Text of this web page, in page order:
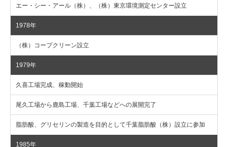
エー・シー・アール（株）、（株）東京環境測定センター設立
1978年
（株）コープクリーン設立
1979年
久喜工場完成、稼動開始
尾久工場から鹿島工場、千葉工場などへの展開完了
脂肪酸、グリセリンの製造を目的として千葉脂肪酸（株）設立に参加
1985年